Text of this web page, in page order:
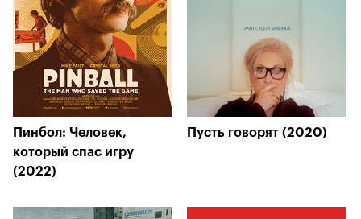
Пинбол: Человек,
который спас игру
(2022)
Пусть говорят (2020)